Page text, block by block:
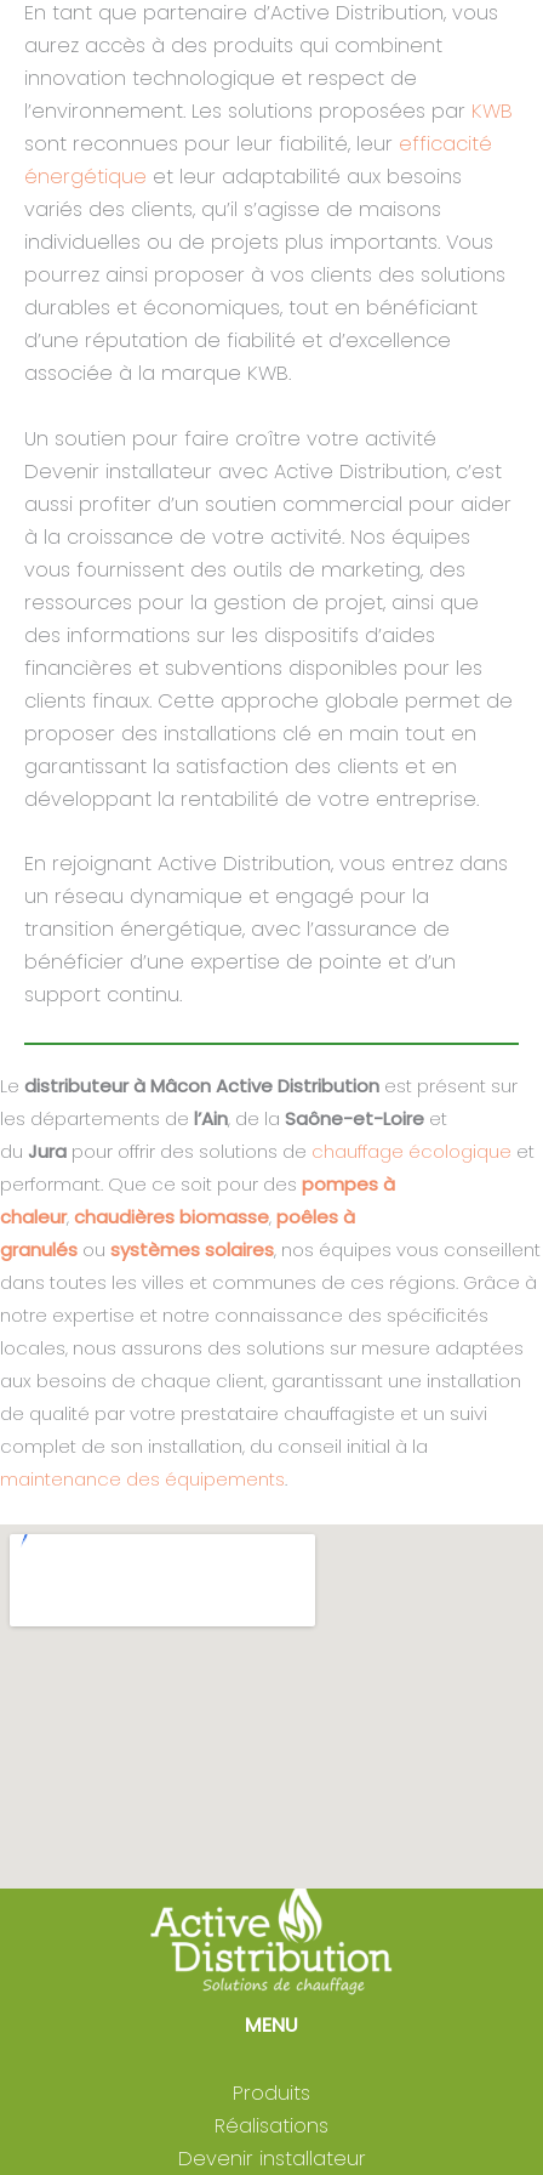
En tant que partenaire d’Active Distribution, vous
aurez accès à des produits qui combinent
innovation technologique et respect de
l’environnement. Les solutions proposées par KWB
sont reconnues pour leur fiabilité, leur efficacité
énergétique et leur adaptabilité aux besoins
variés des clients, qu’il s’agisse de maisons
individuelles ou de projets plus importants. Vous
pourrez ainsi proposer à vos clients des solutions
durables et économiques, tout en bénéficiant
d’une réputation de fiabilité et d’excellence
associée à la marque KWB.
Un soutien pour faire croître votre activité
Devenir installateur avec Active Distribution, c’est
aussi profiter d’un soutien commercial pour aider
à la croissance de votre activité. Nos équipes
vous fournissent des outils de marketing, des
ressources pour la gestion de projet, ainsi que
des informations sur les dispositifs d’aides
financières et subventions disponibles pour les
clients finaux. Cette approche globale permet de
proposer des installations clé en main tout en
garantissant la satisfaction des clients et en
développant la rentabilité de votre entreprise.
En rejoignant Active Distribution, vous entrez dans
un réseau dynamique et engagé pour la
transition énergétique, avec l’assurance de
bénéficier d’une expertise de pointe et d’un
support continu.
Le distributeur à Mâcon Active Distribution est présent sur
les départements de l’Ain, de la Saône-et-Loire et
du Jura pour offrir des solutions de chauffage écologique et
performant. Que ce soit pour des pompes à
chaleur,chaudières biomasse,poêles à
granulés ou systèmes solaires, nos équipes vous conseillent
dans toutes les villes et communes de ces régions. Grâce à
notre expertise et notre connaissance des spécificités
locales, nous assurons des solutions sur mesure adaptées
aux besoins de chaque client, garantissant une installation
de qualité par votre prestataire chauffagiste et un suivi
complet de son installation, du conseil initial à la
maintenance des équipements.​
MENU
Produits
Réalisations
Devenir installateur